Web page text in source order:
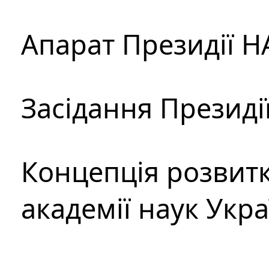
Апарат Президії
Засідання
Концепція
академії наук